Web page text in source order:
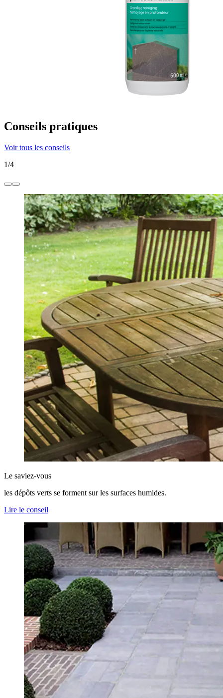
Conseils pratiques
Voir tous les conseils
1/4
Le saviez-vous
les dépôts verts se forment sur les surfaces humides.
Lire le conseil